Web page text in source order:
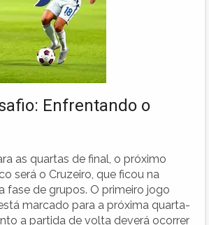
Enfrentando o
as quartas de final, o próximo
será o Cruzeiro, que ficou na
fase de grupos. O primeiro jogo
marcado para a próxima quarta-
a partida de volta deverá ocorrer